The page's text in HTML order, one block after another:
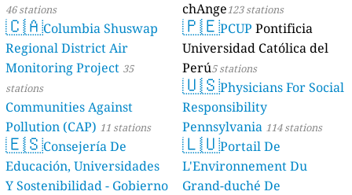
46 stations
🇨🇦Columbia Shuswap
Regional District Air
Monitoring Project 35
stations
Communities Against
Pollution (CAP) 11 stations
🇪🇸Consejería De
Educación, Universidades
Y Sostenibilidad - Gobierno
chAnge123 stations
🇵🇪PCUP Pontificia
Universidad Católica del
Perú5 stations
🇺🇸Physicians For Social
Responsibility
Pennsylvania 114 stations
🇱🇺Portail De
L'Environnement Du
Grand-duché De